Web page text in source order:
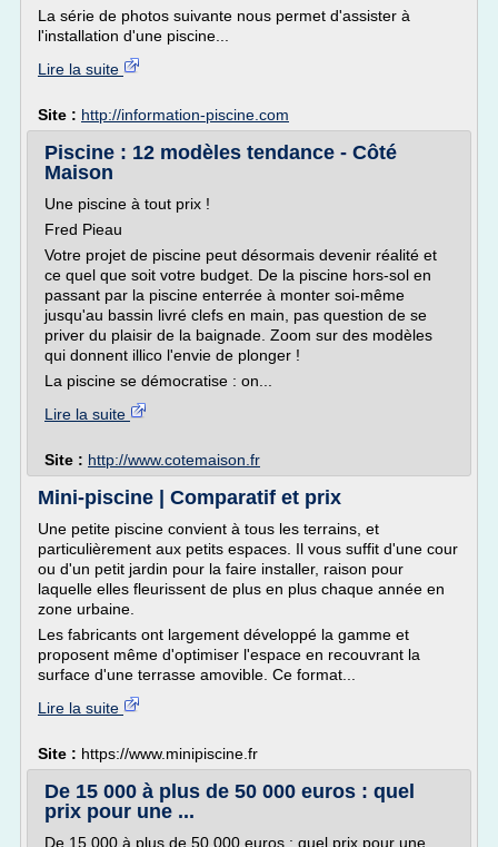
La série de photos suivante nous permet d'assister à
l'installation d'une piscine...
Lire la suite
Site : http://information-piscine.com
Piscine : 12 modèles tendance - Côté
Maison
Une piscine à tout prix !
Fred Pieau
Votre projet de piscine peut désormais devenir réalité et
ce quel que soit votre budget. De la piscine hors-sol en
passant par la piscine enterrée à monter soi-même
jusqu'au bassin livré clefs en main, pas question de se
priver du plaisir de la baignade. Zoom sur des modèles
qui donnent illico l'envie de plonger !
La piscine se démocratise : on...
Lire la suite
Site : http://www.cotemaison.fr
Mini-piscine | Comparatif et prix
Une petite piscine convient à tous les terrains, et
particulièrement aux petits espaces. Il vous suffit d'une cour
ou d'un petit jardin pour la faire installer, raison pour
laquelle elles fleurissent de plus en plus chaque année en
zone urbaine.
Les fabricants ont largement développé la gamme et
proposent même d'optimiser l'espace en recouvrant la
surface d'une terrasse amovible. Ce format...
Lire la suite
Site : https://www.minipiscine.fr
De 15 000 à plus de 50 000 euros : quel
prix pour une ...
De 15 000 à plus de 50 000 euros : quel prix pour une